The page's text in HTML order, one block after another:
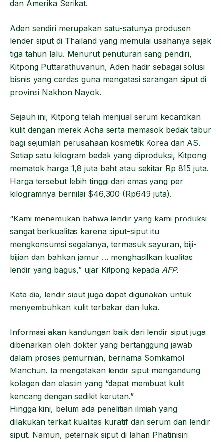
dan Amerika Serikat.
Aden sendiri merupakan satu-satunya produsen
lender siput di Thailand yang memulai usahanya sejak
tiga tahun lalu. Menurut penuturan sang pendiri,
Kitpong Puttarathuvanun, Aden hadir sebagai solusi
bisnis yang cerdas guna mengatasi serangan siput di
provinsi Nakhon Nayok.
Sejauh ini, Kitpong telah menjual serum kecantikan
kulit dengan merek Acha serta memasok bedak tabur
bagi sejumlah perusahaan kosmetik Korea dan AS.
Setiap satu kilogram bedak yang diproduksi, Kitpong
mematok harga 1,8 juta baht atau sekitar Rp 815 juta.
Harga tersebut lebih tinggi dari emas yang per
kilogramnya bernilai $46,300 (Rp649 juta).
“Kami menemukan bahwa lendir yang kami produksi
sangat berkualitas karena siput-siput itu
mengkonsumsi segalanya, termasuk sayuran, biji-
bijian dan bahkan jamur … menghasilkan kualitas
lendir yang bagus,” ujar Kitpong kepada AFP.
Kata dia, lendir siput juga dapat digunakan untuk
menyembuhkan kulit terbakar dan luka.
Informasi akan kandungan baik dari lendir siput juga
dibenarkan oleh dokter yang bertanggung jawab
dalam proses pemurnian, bernama Somkamol
Manchun. Ia mengatakan lendir siput mengandung
kolagen dan elastin yang “dapat membuat kulit
kencang dengan sedikit kerutan.”
Hingga kini, belum ada penelitian ilmiah yang
dilakukan terkait kualitas kuratif dari serum dan lendir
siput. Namun, peternak siput di lahan Phatinisiri